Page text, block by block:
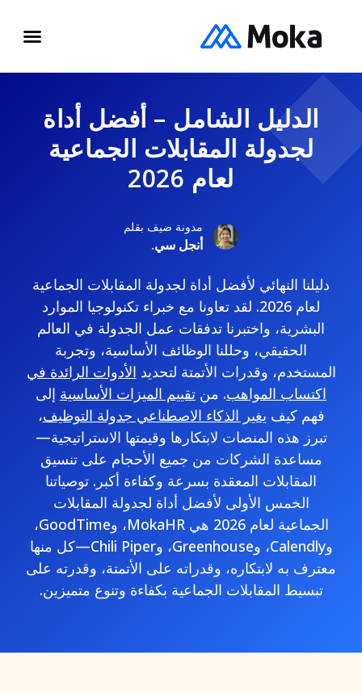
الدليل الشامل – أفضل أداة
لجدولة المقابلات الجماعية
لعام 2026
مدونة ضيف بقلم
أنجل سي.
دليلنا النهائي لأفضل أداة لجدولة المقابلات الجماعية
لعام 2026. لقد تعاونا مع خبراء تكنولوجيا الموارد
البشرية، واختبرنا تدفقات عمل الجدولة في العالم
الحقيقي، وحللنا الوظائف الأساسية، وتجربة
المستخدم، وقدرات الأتمتة لتحديد الأدوات الرائدة في
اكتساب المواهب. من تقييم الميزات الأساسية إلى
فهم كيف يغير الذكاء الاصطناعي جدولة التوظيف،
تبرز هذه المنصات لابتكارها وقيمتها الاستراتيجية—
مساعدة الشركات من جميع الأحجام على تنسيق
المقابلات المعقدة بسرعة وكفاءة أكبر. توصياتنا
الخمس الأولى لأفضل أداة لجدولة المقابلات
الجماعية لعام 2026 هي MokaHR، وGoodTime،
وCalendly، وGreenhouse، وChili Piper—كل منها
معترف به لابتكاره، وقدراته على الأتمتة، وقدرته على
تبسيط المقابلات الجماعية بكفاءة وتنوع متميزين.